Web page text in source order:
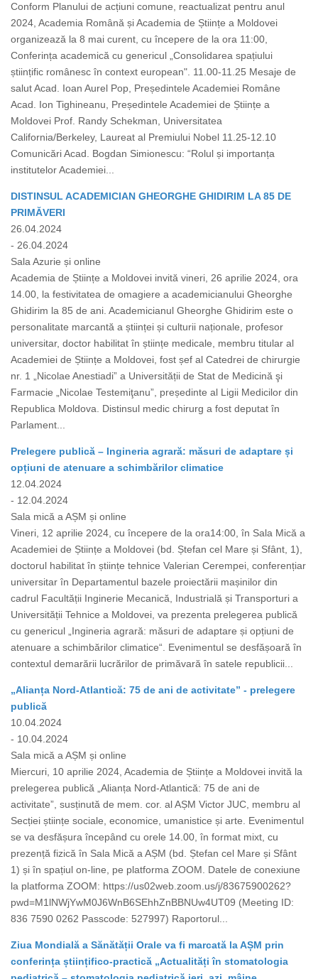
Conform Planului de acțiuni comune, reactualizat pentru anul
2024, Academia Română și Academia de Științe a Moldovei
organizează la 8 mai curent, cu începere de la ora 11:00,
Conferința academică cu genericul „Consolidarea spațiului
științific românesc în context european". 11.00-11.25 Mesaje de
salut Acad. Ioan Aurel Pop, Președintele Academiei Române
Acad. Ion Tighineanu, Președintele Academiei de Științe a
Moldovei Prof. Randy Schekman, Universitatea
California/Berkeley, Laureat al Premiului Nobel 11.25-12.10
Comunicări Acad. Bogdan Simionescu: “Rolul și importanța
institutelor Academiei...
DISTINSUL ACADEMICIAN GHEORGHE GHIDIRIM LA 85 DE
PRIMĂVERI
26.04.2024
- 26.04.2024
Sala Azurie și online
Academia de Științe a Moldovei invită vineri, 26 aprilie 2024, ora
14.00, la festivitatea de omagiere a academicianului Gheorghe
Ghidirim la 85 de ani. Academicianul Gheorghe Ghidirim este o
personalitate marcantă a științei și culturii naționale, profesor
universitar, doctor habilitat în științe medicale, membru titular al
Academiei de Științe a Moldovei, fost șef al Catedrei de chirurgie
nr. 1 „Nicolae Anestiadi” a Universității de Stat de Medicină şi
Farmacie „Nicolae Testemiţanu”, președinte al Ligii Medicilor din
Republica Moldova. Distinsul medic chirurg a fost deputat în
Parlament...
Prelegere publică – Ingineria agrară: măsuri de adaptare și
opțiuni de atenuare a schimbărilor climatice
12.04.2024
- 12.04.2024
Sala mică a AȘM și online
Vineri, 12 aprilie 2024, cu începere de la ora14:00, în Sala Mică a
Academiei de Științe a Moldovei (bd. Ștefan cel Mare și Sfânt, 1),
doctorul habilitat în științe tehnice Valerian Cerempei, conferențiar
universitar în Departamentul bazele proiectării mașinilor din
cadrul Facultății Inginerie Mecanică, Industrială și Transporturi a
Universității Tehnice a Moldovei, va prezenta prelegerea publică
cu genericul „Ingineria agrară: măsuri de adaptare și opțiuni de
atenuare a schimbărilor climatice“. Evenimentul se desfășoară în
contextul demarării lucrărilor de primăvară în satele republicii...
„Alianța Nord-Atlantică: 75 de ani de activitate” - prelegere
publică
10.04.2024
- 10.04.2024
Sala mică a AȘM și online
Miercuri, 10 aprilie 2024, Academia de Științe a Moldovei invită la
prelegerea publică „Alianța Nord-Atlantică: 75 de ani de
activitate”, susținută de mem. cor. al AȘM Victor JUC, membru al
Secției științe sociale, economice, umanistice și arte. Evenimentul
se va desfășura începând cu orele 14.00, în format mixt, cu
prezență fizică în Sala Mică a AȘM (bd. Ștefan cel Mare și Sfânt
1) și în spațiul on-line, pe platforma ZOOM. Datele de conexiune
la platforma ZOOM: https://us02web.zoom.us/j/83675900262?
pwd=M1lNWjYwM0J6WnB6SEhhZnBBNUw4UT09 (Meeting ID:
836 7590 0262 Passcode: 527997) Raportorul...
Ziua Mondială a Sănătății Orale va fi marcată la AȘM prin
conferința științifico-practică „Actualități în stomatologia